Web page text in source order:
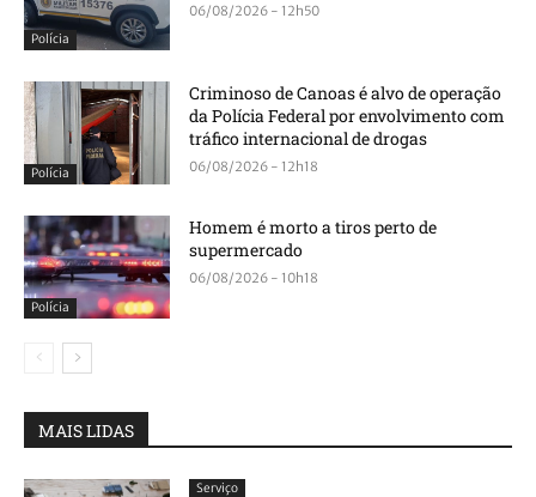
Polícia
06/08/2026 - 12h50
Polícia
Criminoso de Canoas é alvo de operação
da Polícia Federal por envolvimento com
tráfico internacional de drogas
06/08/2026 - 12h18
Polícia
Homem é morto a tiros perto de
supermercado
06/08/2026 - 10h18
MAIS LIDAS
Serviço